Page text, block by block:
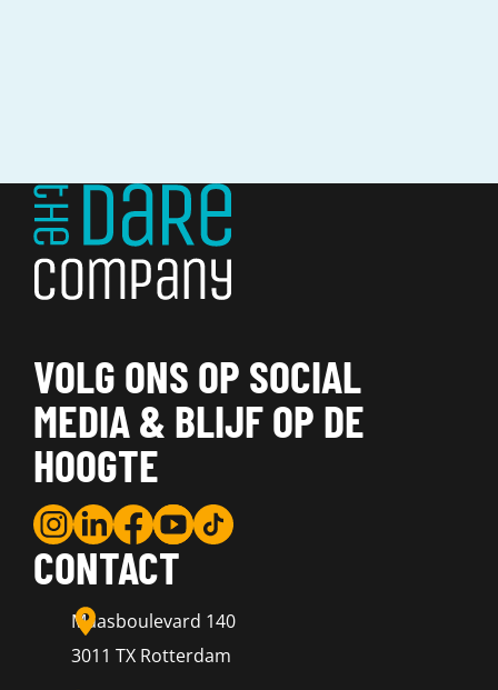
VOLG ONS OP SOCIAL
MEDIA & BLIJF OP DE
HOOGTE
CONTACT
Maasboulevard 140
3011 TX Rotterdam